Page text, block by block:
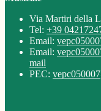
Via Martiri della
Tel: +39
Email:
Email:
mail
PEC: